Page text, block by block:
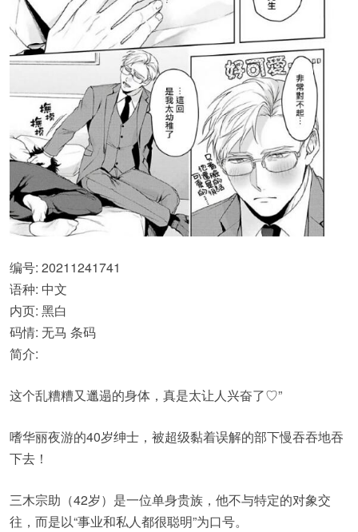
编号: 20211241741
语种: 中文
内页: 黑白
码情: 无马 条码
简介:
这个乱糟糟又邋遢的身体，真是太让人兴奋了♡”
嗜华丽夜游的40岁绅士，被超级黏着误解的部下慢吞吞地吞
下去！
三木宗助（42岁）是一位单身贵族，他不与特定的对象交
往，而是以“事业和私人都很聪明”为口号。